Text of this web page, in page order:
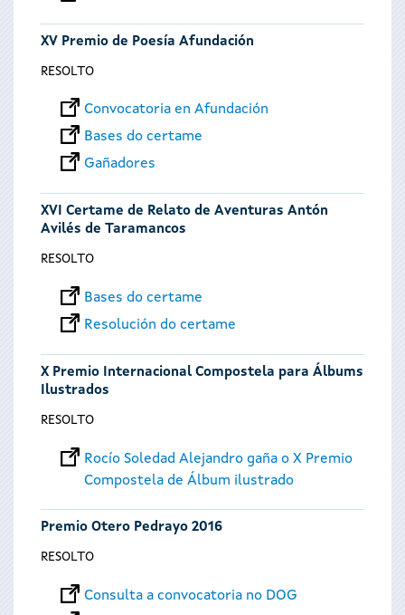
XV Premio de Poesía Afundación
RESOLTO
Convocatoria en Afundación
Bases do certame
Gañadores
XVI Certame de Relato de Aventuras Antón
Avilés de Taramancos
RESOLTO
Bases do certame
Resolución do certame
X Premio Internacional Compostela para Álbums
Ilustrados
RESOLTO
Rocío Soledad Alejandro gaña o X Premio
Compostela de Álbum ilustrado
Premio Otero Pedrayo 2016
RESOLTO
Consulta a convocatoria no DOG